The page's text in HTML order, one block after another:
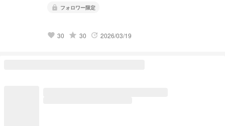
lock フォロワー限定
favorite 30 grade 30 update 2026/03/19